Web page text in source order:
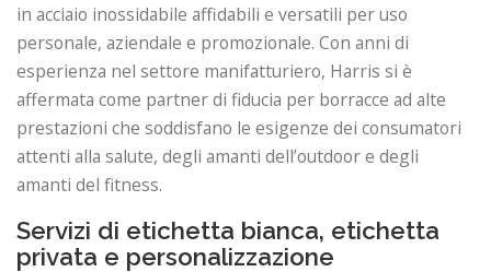
in acciaio inossidabile affidabili e versatili per uso
personale, aziendale e promozionale. Con anni di
esperienza nel settore manifatturiero, Harris si è
affermata come partner di fiducia per borracce ad alte
prestazioni che soddisfano le esigenze dei consumatori
attenti alla salute, degli amanti dell’outdoor e degli
amanti del fitness.
Servizi di etichetta bianca, etichetta
privata e personalizzazione